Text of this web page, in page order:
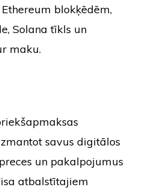
blokķēdēm,
Solana tīkls un
maku.
savus digitālos
un pakalpojumus
atbalstītajiem